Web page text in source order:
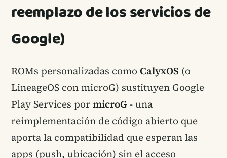
reemplazo de los servicios de
Google)
ROMs personalizadas como CalyxOS (o
LineageOS con microG) sustituyen Google
Play Services pormicroG- una
reimplementación de código abierto que
aporta la compatibilidad que esperan las
apps (push, ubicación) sin el acceso